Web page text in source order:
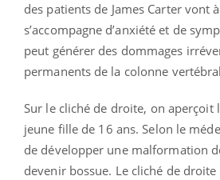
des patients de James Carter vont
s’accompagne d’anxiété et de
peut générer des dommages
permanents de la colonne
Sur le cliché de droite, on aperçoit
jeune fille de 16 ans. Selon le
de développer une malformation
devenir bossue. Le cliché de